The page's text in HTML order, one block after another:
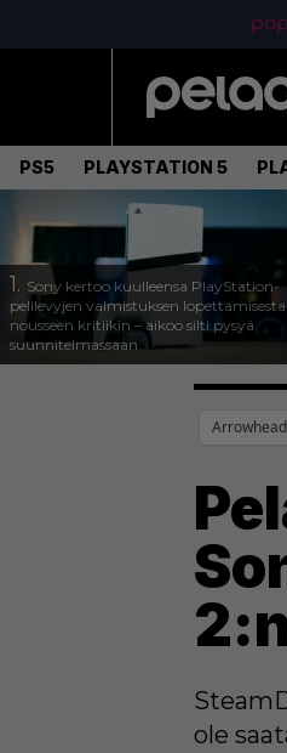
PS5 PLAYSTATION 5
1. Sony kertoo kuulleensa PlayStation-
pelilevyjen valmistuksen lopettamisesta
nousseen kritiikin – aikoo silti pysyä
suunnitelmassaan
ole